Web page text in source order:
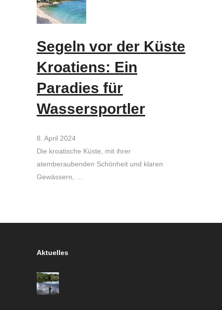
Segeln vor der Küste
Kroatiens: Ein
Paradies für
Wassersportler
8. April 2024
Die kroatische Küste, mit ihrer
atemberaubenden Schönheit und klaren
Gewässern, …
Aktuelles